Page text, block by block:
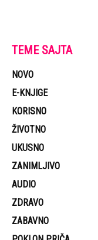
TEME SAJTA
NOVO
E-KNJIGE
KORISNO
ŽIVOTNO
UKUSNO
ZANIMLJIVO
AUDIO
ZDRAVO
ZABAVNO